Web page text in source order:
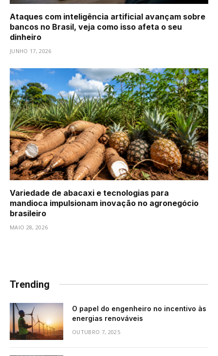
Ataques com inteligência artificial avançam sobre
bancos no Brasil, veja como isso afeta o seu
dinheiro
JUNHO 17, 2026
Variedade de abacaxi e tecnologias para
mandioca impulsionam inovação no agronegócio
brasileiro
MAIO 28, 2026
Trending
O papel do engenheiro no incentivo às
energias renováveis
OUTUBRO 7, 2025